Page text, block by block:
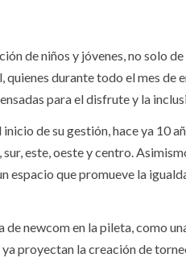
de niños y jóvenes, no solo
durante todo el mes de
para el disfrute y la
de su gestión, hace ya 10
este, oeste y centro.
espacio que promueve la
newcom en la pileta, como
proyectan la creación de